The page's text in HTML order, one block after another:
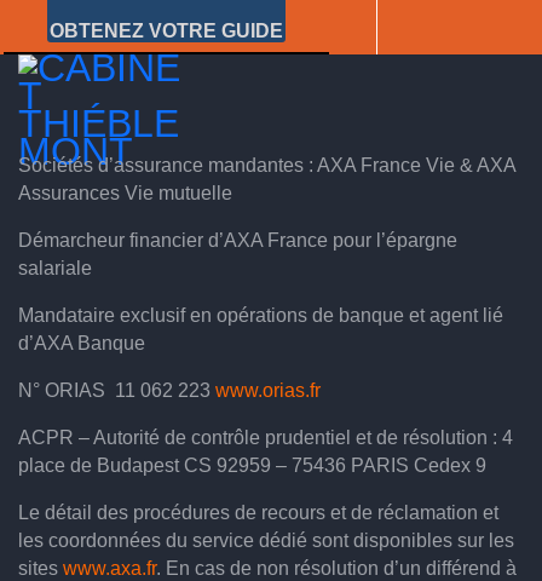
OBTENEZ VOTRE GUIDE
Sociétés d’assurance mandantes : AXA France Vie & AXA
Assurances Vie mutuelle
Démarcheur financier d’AXA France pour l’épargne
salariale
Mandataire exclusif en opérations de banque et agent lié
d’AXA Banque
N° ORIAS 11 062 223 www.orias.fr
ACPR – Autorité de contrôle prudentiel et de résolution : 4
place de Budapest CS 92959 – 75436 PARIS Cedex 9
Le détail des procédures de recours et de réclamation et
les coordonnées du service dédié sont disponibles sur les
sites www.axa.fr. En cas de non résolution d’un différend à